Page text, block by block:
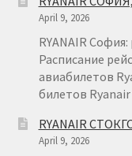
April 9, 2026
RYANAIR
Расписание
авиабилетов
билетов Ryanair
RYANAIR
April 9, 2026